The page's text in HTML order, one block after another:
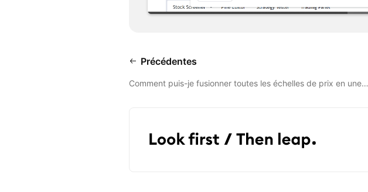
Précédentes
Comment puis-je fusionner toutes les échelles de prix en une…